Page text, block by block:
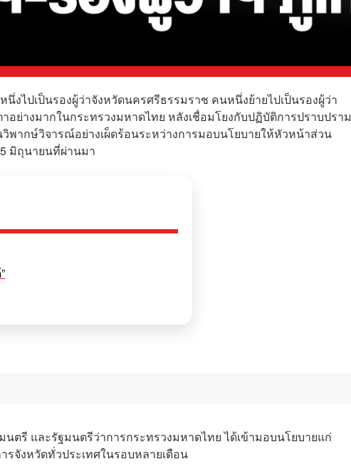
งไปเป็นรองผู้ว่าจังหวัดนครศรีธรรมราช คนหนึ่งย้ายไปเป็นรองผู้ว่า
อย่างมากในกระทรวงมหาดไทย หลังเชื่อมโยงกับปฏิบัติการปราบปราม
ากษ์วิจารณ์อย่างเผ็ดร้อนระหว่างการมอบนโยบายให้หัวหน้าส่วน
มิถุนายนที่ผ่านมา
ตรี และรัฐมนตรีว่าการกระทรวงมหาดไทย ได้เข้ามอบนโยบายแก่
จังหวัดทั่วประเทศในรอบหลายเดือน